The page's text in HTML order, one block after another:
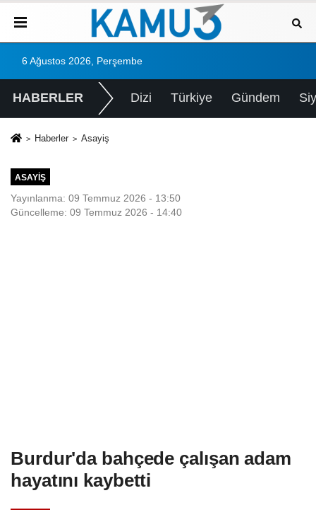
6 Ağustos 2026, Perşembe
HABERLER Dizi Türkiye Gündem
Haberler Asayiş
ASAYIŞ
Yayınlanma: 09 Temmuz 2026 - 13:50
Güncelleme: 09 Temmuz 2026 - 14:40
Burdur'da bahçede çalışan adam
hayatını kaybetti